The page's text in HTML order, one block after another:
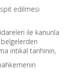
edilmesi
ile kanunla
intikal tarihinin,